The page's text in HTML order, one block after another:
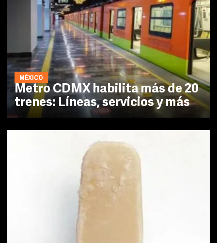
MÉXICO
Metro CDMX habilita más de 20
trenes: Líneas, servicios y más